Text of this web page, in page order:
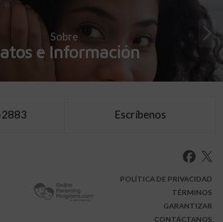
Sobre
e Información
Escríbenos
POLÍTICA DE PRIVACIDAD
TÉRMINOS
GARANTIZAR
CONTÁCTANOS